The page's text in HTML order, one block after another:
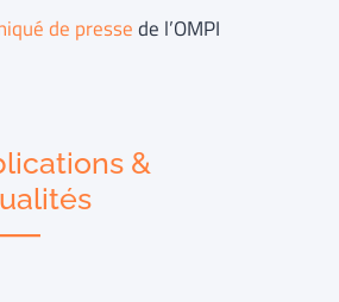
de pressede l’OMPI
&